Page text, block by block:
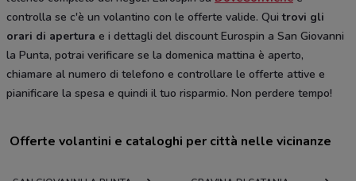
controlla se c'è un volantino con le offerte valide. Quitrovi gli
orari di apertura e i dettagli del discount Eurospin a San Giovanni
la Punta, potrai verificare se la domenica mattina è aperto,
chiamare al numero di telefono e controllare le offerte attive e
pianificare la spesa e quindi il tuo risparmio. Non perdere tempo!
Offerte volantini e cataloghi per città nelle vicinanze